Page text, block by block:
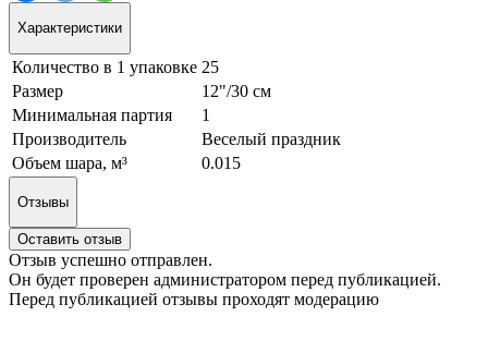
Характеристики
Количество в 1 упаковке 25
Размер
12"/30 см
Минимальная партия
1
Производитель
Веселый праздник
Объем шара, м³
0.015
Отзывы
Оставить отзыв
Отзыв успешно отправлен.
Он будет проверен администратором перед публикацией.
Перед публикацией отзывы проходят модерацию